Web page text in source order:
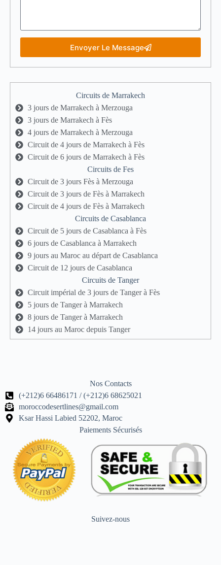
Envoyer Le Message
Circuits de Marrakech
3 jours de Marrakech à Merzouga
3 jours de Marrakech à Fès
4 jours de Marrakech à Merzouga
Circuit de 4 jours de Marrakech à Fès
Circuit de 6 jours de Marrakech à Fès
Circuits de Fes
Circuit de 3 jours Fès à Merzouga
Circuit de 3 jours de Fès à Marrakech
Circuit de 4 jours de Fès à Marrakech
Circuits de Casablanca
Circuit de 5 jours de Casablanca à Fès
6 jours de Casablanca à Marrakech
9 jours au Maroc au départ de Casablanca
Circuit de 12 jours de Casablanca
Circuits de Tanger
Circuit impérial de 3 jours de Tanger à Fès
5 jours de Tanger à Marrakech
8 jours de Tanger à Marrakech
14 jours au Maroc depuis Tanger
Nos Contacts
(+212)6 66486171 / (+212)6 68625021
moroccodesertlines@gmail.com
Ksar Hassi Labied 52202, Maroc
Paiements Sécurisés
Suivez-nous